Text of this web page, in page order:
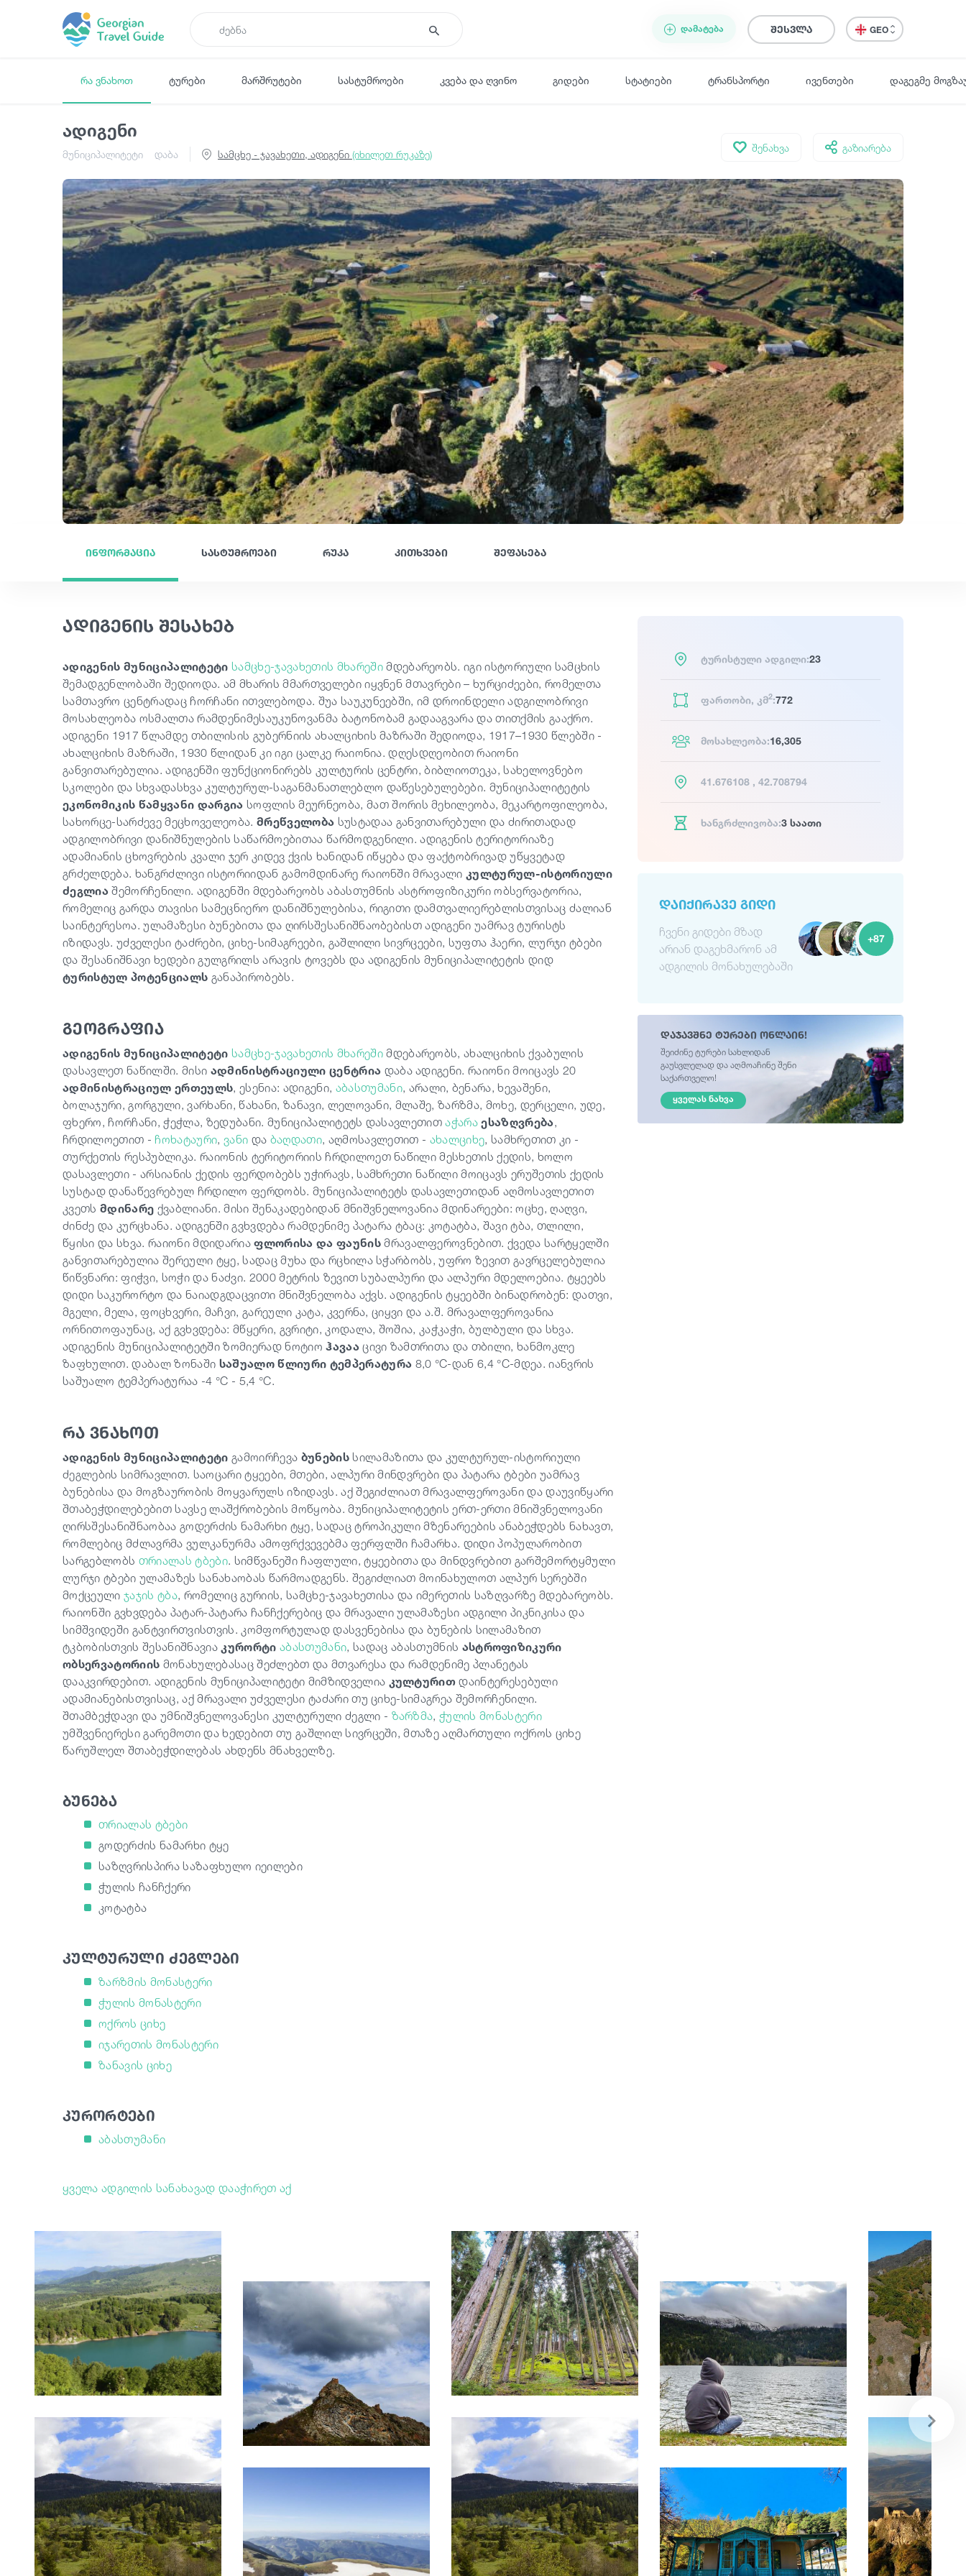
ᲓᲐᲛᲐᲢᲔᲑᲐ შესვლა GEO
რა ვნახოთ ტურები მარშრუტები სასტუმროები კვება და ღვინო გიდები სტატიები ტრანსპორტი ივენთები დაგეგმე
ადიგენი
მუნიციპალიტეტი დაბა სამცხე - ჯავახეთი, ადიგენი (იხილეთ რუკაზე)
შენახვა გაზიარება
ინფორმაცია სასტუმროები რუკა კითხვები შეფასება
ადიგენის შესახებ
ადიგენის მუნიციპალიტეტი სამცხე-ჯავახეთის მხარეშიმდებარეობს. იგი ისტორიული სამცხის
შემადგენლობაში შედიოდა. ამ მხარის მმართველები იყვნენ მთავრები – ხურციძეები, რომელთა
სამთავრო ცენტრადაც ჩორჩანი ითვლებოდა. შუა საუკუნეებში, იმ დროინდელი ადგილობრივი
მოსახლეობა ოსმალთა რამდენიმესაუკუნოვანმა ბატონობამ გადააგვარა და თითქმის გააქრო.
ადიგენი 1917 წლამდე თბილისის გუბერნიის ახალციხის მაზრაში შედიოდა, 1917–1930 წლებში -
ახალციხის მაზრაში, 1930 წლიდან კი იგი ცალკე რაიონია. დღესდღეობით რაიონი
განვითარებულია. ადიგენში ფუნქციონირებს კულტურის ცენტრი, ბიბლიოთეკა, სახელოვნებო
სკოლები და სხვადასხვა კულტურულ-საგანმანათლებლო დაწესებულებები. მუნიციპალიტეტის
ეკონომიკის წამყვანი დარგია სოფლის მეურნეობა, მათ შორის მეხილეობა, მეკარტოფილეობა,
სახორცე-სარძევე მეცხოველეობა. მრეწველობა სუსტადაა განვითარებული და ძირითადად
ადგილობრივი დანიშნულების საწარმოებითაა წარმოდგენილი. ადიგენის ტერიტორიაზე
ადამიანის ცხოვრების კვალი ჯერ კიდევ ქვის ხანიდან იწყება და ფაქტობრივად უწყვეტად
გრძელდება. ხანგრძლივი ისტორიიდან გამომდინარე რაიონში მრავალიკულტურულ-ისტორიული
ძეგლიაშემორჩენილი. ადიგენში მდებარეობს აბასთუმნის ასტროფიზიკური ობსერვატორია,
რომელიც გარდა თავისი სამეცნიერო დანიშნულებისა, რიგითი დამთვალიერებლისთვისაც ძალიან
საინტერესოა. ულამაზესი ბუნებითა და ღირსშესანიშნაობებისთ ადიგენი უამრავ ტურისტს
იზიდავს. უძველესი ტაძრები, ციხე-სიმაგრეები, გაშლილი სივრცეები, სუფთა ჰაერი, ლურჯი ტბები
და შესანიშნავი ხედები გულგრილს არავის ტოვებს და ადიგენის მუნიციპალიტეტის დიდ
ტურისტულ პოტენციალს განაპირობებს.
გეოგრაფია
ადიგენის მუნიციპალიტეტი სამცხე-ჯავახეთის მხარეშიმდებარეობს, ახალციხის ქვაბულის
დასავლეთ ნაწილში. მისი ადმინისტრაციული ცენტრია დაბა ადიგენი. რაიონი მოიცავს 20
ადმინისტრაციულ ერთეულს, ესენია: ადიგენი, აბასთუმანი, არალი, ბენარა, ხევაშენი,
ბოლაჯური, გორგული, ვარხანი, წახანი, ზანავი, ლელოვანი, მლაშე, ზარზმა, მოხე, დერცელი, უდე,
ფხერო, ჩორჩანი, ჭეჭლა, ზედუბანი. მუნიციპალიტეტს დასავლეთითაჭარა ესაზღვრება,
ჩრდილოეთით - ჩოხატაური, ვანი და ბაღდათი, აღმოსავლეთით - ახალციხე, სამხრეთით კი -
თურქეთის რესპუბლიკა. რაიონის ტერიტორიის ჩრდილოეთ ნაწილი მესხეთის ქედის, ხოლო
დასავლეთი - არსიანის ქედის ფერდობებს უჭირავს, სამხრეთი ნაწილი მოიცავს ერუშეთის ქედის
სუსტად დანაწევრებულ ჩრდილო ფერდობს. მუნიციპალიტეტს დასავლეთიდან აღმოსავლეთით
კვეთს მდინარე ქვაბლიანი. მისი შენაკადებიდან მნიშვნელოვანია მდინარეები: ოცხე, ღაღვი,
ძინძე და კურცხანა. ადიგენში გვხვდება რამდენიმე პატარა ტბაც: კოტატბა, შავი ტბა, თლილი,
წყისი და სხვა. რაიონი მდიდარიაფლორისა და ფაუნისმრავალფეროვნებით. ქვედა სარტყელში
განვითარებულია შერეული ტყე, სადაც მუხა და რცხილა სჭარბობს, უფრო ზევით გავრცელებულია
წიწვნარი: ფიჭვი, სოჭი და ნაძვი. 2000 მეტრის ზევით სუბალპური და ალპური მდელოებია. ტყეებს
დიდი საკურორტო და ნაიადგდაცვითი მნიშვნელობა აქვს. ადიგენის ტყეებში ბინადრობენ: დათვი,
მგელი, მელა, ფოცხვერი, მაჩვი, გარეული კატა, კვერნა, ციყვი და ა.შ. მრავალფეროვანია
ორნითოფაუნაც, აქ გვხვდება: მწყერი, გვრიტი, კოდალა, შოშია, კაჭკაჭი, ბულბული და სხვა.
ადიგენის მუნიციპალიტეტში ზომიერად ნოტიოჰავააცივი ზამთრითა და თბილი, ხანმოკლე
ზაფხულით. დაბალ ზონაში საშუალო წლიური ტემპერატურა 8,0 °C-დან 6,4 °C-მდეა. იანვრის
საშუალო ტემპერატურაა -4 °C - 5,4 °C.
რა ვნახოთ
ადიგენის მუნიციპალიტეტი გამოირჩევა ბუნებისსილამაზითა და კულტურულ-ისტორიული
ძეგლების სიმრავლით. საოცარი ტყეები, მთები, ალპური მინდვრები და პატარა ტბები უამრავ
ბუნებისა და მოგზაურობის მოყვარულს იზიდავს. აქ შეგიძლიათ მრავალფეროვანი და დაუვიწყარი
შთაბეჭდილებებით სავსე ლაშქრობების მოწყობა. მუნიციპალიტეტის ერთ-ერთი მნიშვნელოვანი
ღირსშესანიშნაობაა გოდერძის ნამარხი ტყე, სადაც ტროპიკული მზენარეების ანაბეჭდებს ნახავთ,
რომლებიც მძლავრმა ვულკანურმა ამოფრქვევებმა ფერფლში ჩამარხა. დიდი პოპულარობით
სარგებლობს თრიალას ტბები. სიმწვანეში ჩაფლული, ტყეებითა და მინდვრებით გარშემორტყმული
ლურჯი ტბები ულამაზეს სანახაობას წარმოადგენს. შეგიძლიათ მოინახულოთ ალპურ სერებში
მოქცეული ჯაჯის ტბა, რომელიც გურიის, სამცხე-ჯავახეთისა და იმერეთის საზღვარზე მდებარეობს.
რაიონში გვხვდება პატარ-პატარა ჩანჩქერებიც და მრავალი ულამაზესი ადგილი პიკნიკისა და
სიმშვიდეში განტვირთვისთვის. კომფორტულად დასვენებისა და ბუნების სილამაზით
ტკბობისთვის შესანიშნავიაკურორტი აბასთუმანი, სადაც აბასთუმნის ასტროფიზიკური
ობსერვატორიის მონახულებასაც შეძლებთ და მთვარესა და რამდენიმე პლანეტას
დააკვირდებით. ადიგენის მუნიციპალიტეტი მიმზიდველია კულტურით დაინტერესებული
ადამიანებისთვისაც, აქ მრავალი უძველესი ტაძარი თუ ციხე-სიმაგრეა შემორჩენილი.
შთამბეჭდავი და უმნიშვნელოვანესი კულტურული ძეგლი - ზარზმა,ჭულის მონასტერი
უმშვენიერესი გარემოთი და ხედებით თუ გაშლილ სივრცეში, მთაზე აღმართული ოქროს ციხე
წარუშლელ შთაბეჭდილებას ახდენს მნახველზე.
ბუნება
თრიალას ტბები
გოდერძის ნამარხი ტყე
საზღვრისპირა საზაფხულო იეილები
ჭულის ჩანჩქერი
კოტატბა
კულტურული ძეგლები
ზარზმის მონასტერი
ჭულის მონასტერი
ოქროს ციხე
იჯარეთის მონასტერი
ზანავის ციხე
კურორტები
აბასთუმანი
ყველა ადგილის სანახავად დააჭირეთ აქ
ტურისტული ადგილი:23
ფართობი, კმ2:772
მოსახლეობა:16,305
41.676108 , 42.708794
ხანგრძლივობა:3 საათი
ᲓᲐᲘᲥᲘᲠᲐᲕᲔ ᲒᲘᲓᲘ
ჩვენი გიდები მზად
არიან დაგეხმარონ ამ
ადგილის მონახულებაში
+87
დაჯავშნე ტურები ონლაინ!
შეიძინე ტურები სახლიდან
გაუსვლელად და აღმოაჩინე შენი
საქართველო!
ᲧᲕᲔᲚᲐᲡ ᲜᲐᲮᲕᲐ